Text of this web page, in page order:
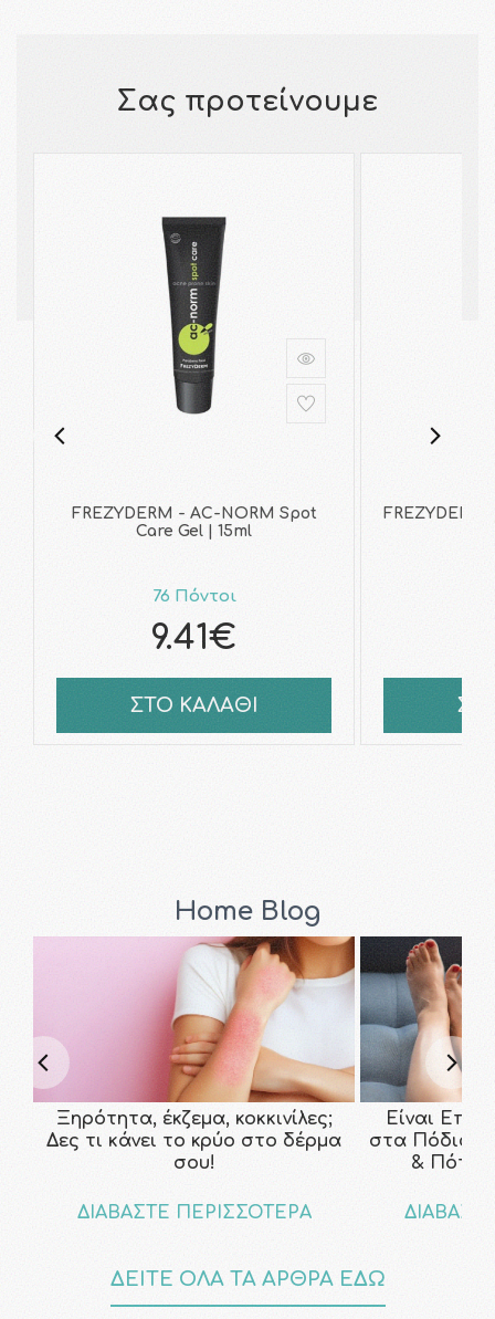
Σας προτείνουμε
FREZYDERM - AC-NORM Spot
Care Gel | 15ml
76 Πόντοι
9.41€
ΣΤΟ ΚΑΛΑΘΙ
Home Blog
Ξηρότητα, έκζεμα, κοκκινίλες;
Δες τι κάνει το κρύο στο δέρμα
σου!
ΔΙΑΒΑΣΤΕ ΠΕΡΙΣΣΟΤΕΡΑ
Είναι
στα Πόδια;
& Πότε
ΔΕΙΤΕ ΟΛΑ ΤΑ ΑΡΘΡΑ ΕΔΩ